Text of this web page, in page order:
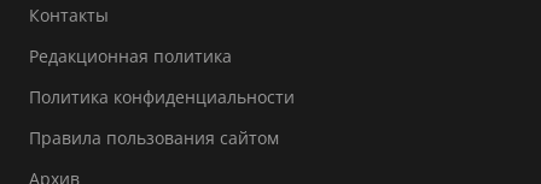
Контакты
Редакционная политика
Политика конфиденциальности
Правила пользования сайтом
Архив